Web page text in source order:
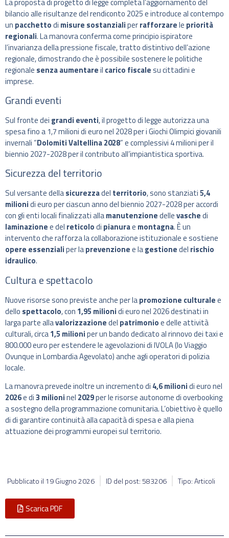
bilancio alle risultanze del rendiconto 2025 e introduce al contempo
un pacchettodi misure sostanzialiperrafforzarele priorità
regionali. La manovra conferma come principio ispiratore
l’invarianza della pressione fiscale, tratto distintivo dell’azione
regionale, dimostrando che è possibile sostenere le politiche
regionale senza aumentareil carico fiscalesu cittadini e
imprese.
Grandi eventi
Sul fronte dei grandi eventi, il progetto di legge autorizza una
spesa fino a 1,7 milioni di euro nel 2028 per i Giochi Olimpici giovanili
invernali “Dolomiti Valtellina 2028” e complessivi 4 milioni per il
biennio 2027-2028 per il contributo all’impiantistica sportiva.
Sicurezza del territorio
Sul versante dellasicurezzadel territorio, sono stanziati5,4
milionidi euro per ciascun anno del biennio 2027-2028 per accordi
con gli enti locali finalizzati allamanutenzionedellevaschedi
laminazionee del reticolodi pianurae montagna. È un
intervento che rafforza la collaborazione istituzionale e sostiene
opere essenzialiper laprevenzionee lagestionedel rischio
idraulico.
Cultura e spettacolo
Nuove risorse sono previste anche per lapromozione culturalee
dello spettacolo, con 1,95 milionidi euro nel 2026 destinati in
larga parte allavalorizzazionedel patrimonioe delle attività
culturali, circa1,5 milioniper un bando dedicato al rinnovo dei taxi e
800.000 euro per estendere le agevolazioni di IVOLA (Io Viaggio
Ovunque in Lombardia Agevolato) anche agli operatori di polizia
locale.
La manovra prevede inoltre un incremento di 4,6 milionidi euro nel
2026e di3 milioninel 2029per le risorse autonome di overbooking
a sostegno della programmazione comunitaria. L’obiettivo è quello
di di garantire continuità alla capacità di spesa e alla piena
attuazione dei programmi europei sul territorio.
Pubblicato il 19 Giugno 2026 ID del post: 583206 Tipo: Articoli
Scarica PDF